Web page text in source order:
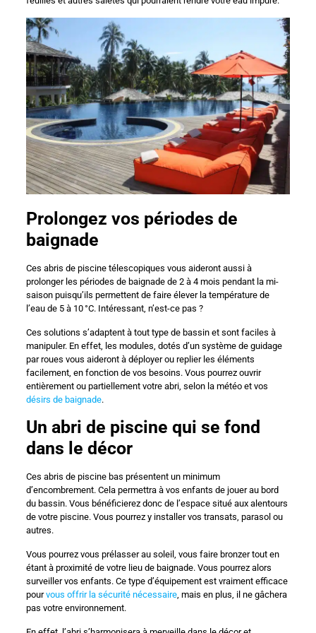
Prolongez vos périodes de
baignade
Ces abris de piscine télescopiques vous aideront aussi à
prolonger les périodes de baignade de 2 à 4 mois pendant la mi-
saison puisqu’ils permettent de faire élever la température de
l’eau de 5 à 10 °C. Intéressant, n’est-ce pas ?
Ces solutions s’adaptent à tout type de bassin et sont faciles à
manipuler. En effet, les modules, dotés d’un système de guidage
par roues vous aideront à déployer ou replier les éléments
facilement, en fonction de vos besoins. Vous pourrez ouvrir
entièrement ou partiellement votre abri, selon la météo et vos
désirs de baignade.
Un abri de piscine qui se fond
dans le décor
Ces abris de piscine bas présentent un minimum
d’encombrement. Cela permettra à vos enfants de jouer au bord
du bassin. Vous bénéficierez donc de l’espace situé aux alentours
de votre piscine. Vous pourrez y installer vos transats, parasol ou
autres.
Vous pourrez vous prélasser au soleil, vous faire bronzer tout en
étant à proximité de votre lieu de baignade. Vous pourrez alors
surveiller vos enfants. Ce type d’équipement est vraiment efficace
pourvous offrir la sécurité nécessaire, mais en plus, il ne gâchera
pas votre environnement.